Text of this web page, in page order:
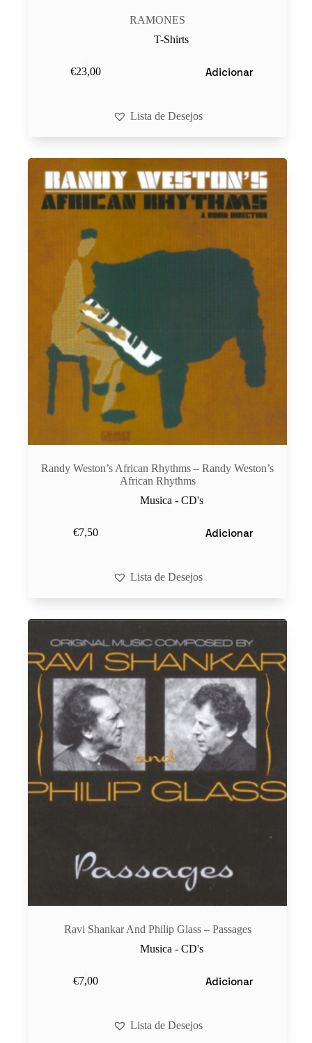
RAMONES
T-Shirts
€23,00 Adicionar
Lista de Desejos
Randy Weston’s African Rhythms – Randy Weston’s
African Rhythms
Musica - CD's
€7,50 Adicionar
Lista de Desejos
Ravi Shankar And Philip Glass – Passages
Musica - CD's
€7,00 Adicionar
Lista de Desejos